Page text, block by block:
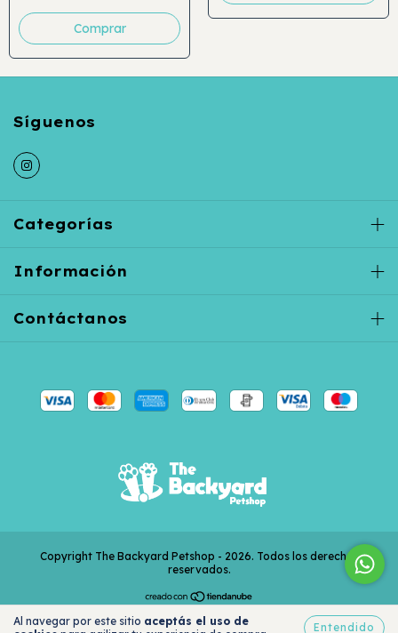
Al navegar por este sitio aceptás el uso de
Entendido
Categorías
Información
Contáctanos
Copyright The Backyard Petshop - 2026. Todos los derechos
reservados.